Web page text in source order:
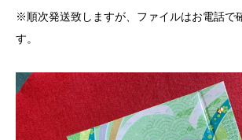
※順次発送致しますが、ファイルはお電話で
す。